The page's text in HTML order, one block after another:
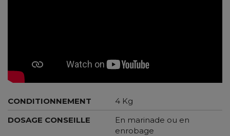
CONDITIONNEMENT
4 Kg
DOSAGE CONSEILLE
En marinade ou en
enrobage